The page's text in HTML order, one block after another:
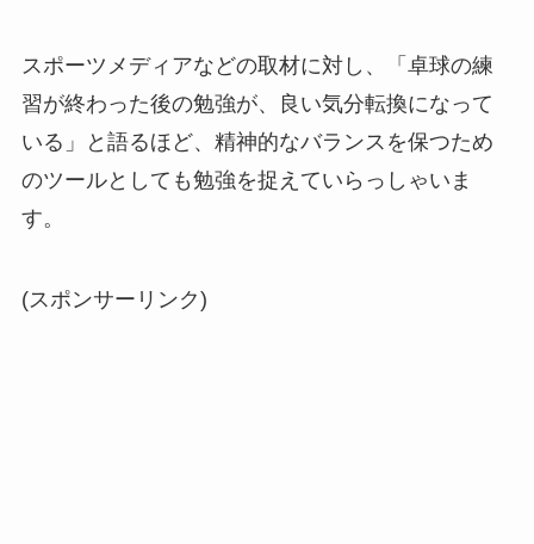
スポーツメディアなどの取材に対し、「卓球の練
習が終わった後の勉強が、良い気分転換になって
いる」と語るほど、精神的なバランスを保つため
のツールとしても勉強を捉えていらっしゃいま
す。
(スポンサーリンク)